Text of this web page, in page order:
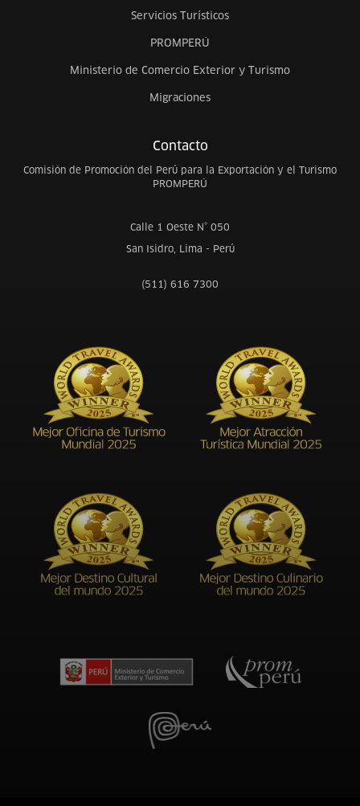
Servicios Turísticos
PROMPERÚ
Ministerio de Comercio Exterior y Turismo
Migraciones
Contacto
Comisión de Promoción del Perú para la Exportación y el Turismo
PROMPERÚ
Calle 1 Oeste N° 050
San Isidro, Lima - Perú
(511) 616 7300